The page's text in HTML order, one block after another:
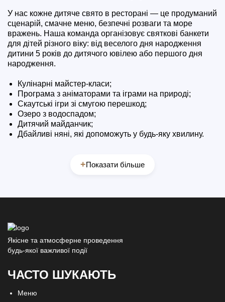
У нас кожне дитяче свято в ресторані — це продуманий
сценарій, смачне меню, безпечні розваги та море
вражень. Наша команда організовує святкові банкети
для дітей різного віку: від веселого дня народження
дитини 5 років до дитячого ювілею або першого дня
народження.
Кулінарні майстер-класи;
Програма з аніматорами та іграми на природі;
Скаутські ігри зі смугою перешкод;
Озеро з водоспадом;
Дитячий майданчик;
Дбайливі няні, які допоможуть у будь-яку хвилину.
+Показати більше
Якісне та атмосферне проведення
будь-якої важливої події
ЧАСТО ШУКАЮТЬ
Меню